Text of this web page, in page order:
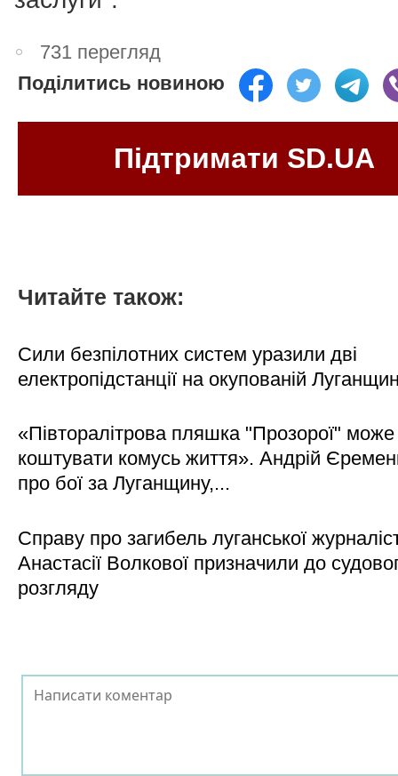
731 перегляд
Поділитись новиною
Підтримати SD.UA
Читайте також:
Сили безпілотних систем уразили дві
електропідстанції на окупованій
«Півторалітрова пляшка "Прозорої" може
коштувати комусь життя». Андрій
про бої за Луганщину,...
Справу про загибель луганської
Анастасії Волкової призначили до
розгляду